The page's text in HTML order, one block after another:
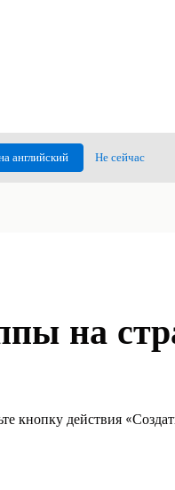
английский Не сейчас
на
кнопку действия